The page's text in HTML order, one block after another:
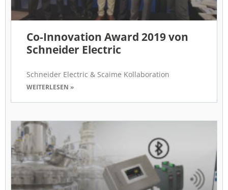
Co-Innovation Award 2019 von
Schneider Electric
Schneider Electric & Scaime Kollaboration
WEITERLESEN »